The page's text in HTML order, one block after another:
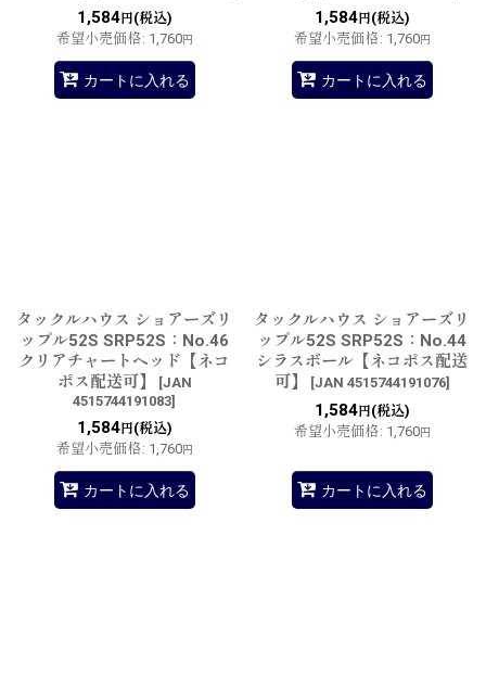
1,584円(税込)
希望小売価格: 1,760円
カートに入れる
1,584円(税込)
希望小売価格: 1,760円
カートに入れる
タックルハウス ショアーズリ
ップル52S SRP52S：No.46
クリアチャートヘッド【ネコ
ポス配送可】
[JAN
4515744191083]
1,584円(税込)
希望小売価格: 1,760円
カートに入れる
タックルハウス ショアーズリ
ップル52S SRP52S：No.44
シラスボール【ネコポス配送
可】
[JAN 4515744191076]
1,584円(税込)
希望小売価格: 1,760円
カートに入れる